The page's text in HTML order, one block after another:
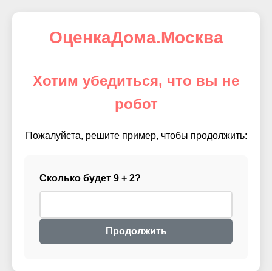
ОценкаДома.Москва
Хотим убедиться, что вы не
робот
Пожалуйста, решите пример, чтобы продолжить:
Сколько будет 9 + 2?
Продолжить